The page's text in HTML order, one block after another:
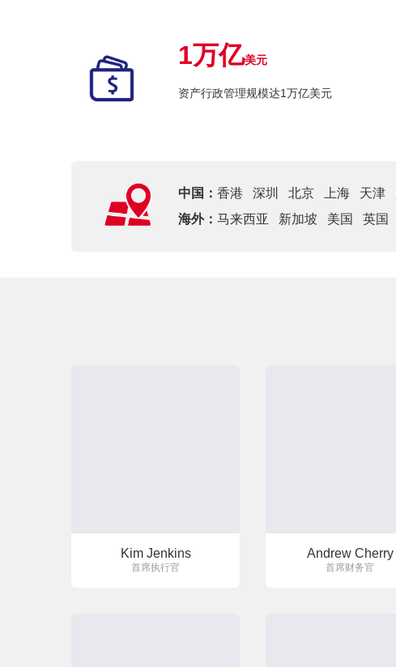
1万亿美元
资产行政管理规模达1万亿美元
中国： 香港 深圳 北京 上海 天津
海外： 马来西亚 新加坡 美国 英国
Kim Jenkins
首席执行官
Andrew Cherry
首席财务官